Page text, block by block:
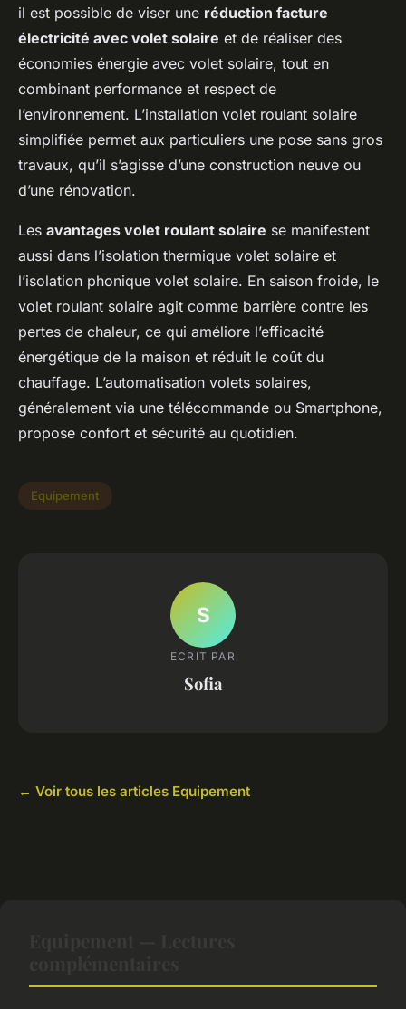
il est possible de viser une réduction facture
électricité avec volet solaire et de réaliser des
économies énergie avec volet solaire, tout en
combinant performance et respect de
l’environnement. L’installation volet roulant solaire
simplifiée permet aux particuliers une pose sans gros
travaux, qu’il s’agisse d’une construction neuve ou
d’une rénovation.
Les avantages volet roulant solaire se manifestent
aussi dans l’isolation thermique volet solaire et
l’isolation phonique volet solaire. En saison froide, le
volet roulant solaire agit comme barrière contre les
pertes de chaleur, ce qui améliore l’efficacité
énergétique de la maison et réduit le coût du
chauffage. L’automatisation volets solaires,
généralement via une télécommande ou Smartphone,
propose confort et sécurité au quotidien.
Equipement
S
ECRIT PAR
Sofia
← Voir tous les articles Equipement